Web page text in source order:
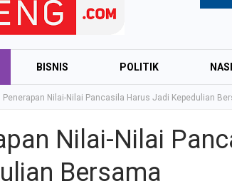
BISNIS POLITIK
Penerapan Nilai-Nilai Pancasila Harus Jadi Kepedulian
Nilai-Nilai
Bersama